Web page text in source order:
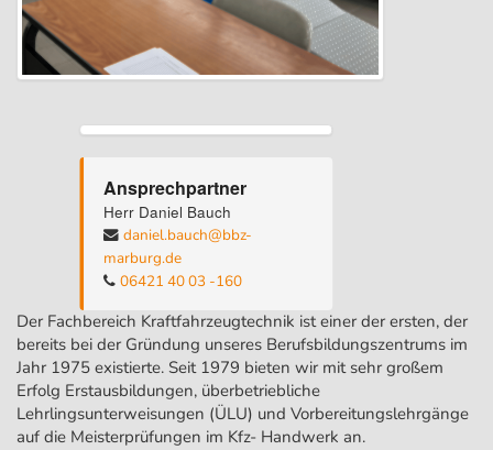
Ansprechpartner
Herr Daniel Bauch
daniel.bauch@bbz-
marburg.de
06421 40 03 -160
Der Fachbereich Kraftfahrzeugtechnik ist einer der ersten, der
bereits bei der Gründung unseres Berufsbildungszentrums im
Jahr 1975 existierte. Seit 1979 bieten wir mit sehr großem
Erfolg Erstausbildungen, überbetriebliche
Lehrlingsunterweisungen (ÜLU) und Vorbereitungslehrgänge
auf die Meisterprüfungen im Kfz- Handwerk an.